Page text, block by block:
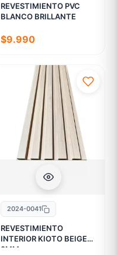
REVESTIMIENTO PVC
BLANCO BRILLANTE
$9.990
2024-0041
REVESTIMIENTO
INTERIOR KIOTO BEIGE
9MM